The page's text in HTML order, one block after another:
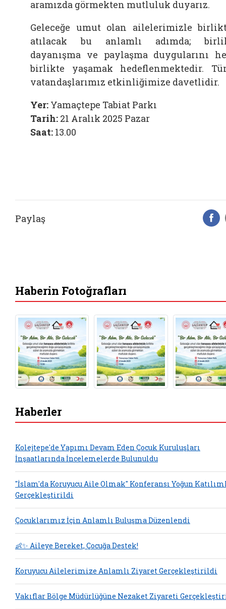
aramızda görmekten mutluluk duyarız.
Geleceğe umut olan ailelerimizle
atılacak bu anlamlı adımda;
dayanışma ve paylaşma duygularını
birlikte yaşamak hedeflenmektedir.
vatandaşlarımız etkinliğimize davetlidir.
Yer: Yamaçtepe Tabiat Parkı
Tarih: 21 Aralık 2025 Pazar
Saat: 13.00
Paylaş
Haberin Fotoğrafları
Haberler
Kolejtepe'de Yapımı Devam Eden Çocuk Kuruluşları
İnşaatlarında İncelemelerde Bulunuldu
"İslam'da Koruyucu Aile Olmak" Konferansı Yoğun
Gerçekleştirildi
Çocuklarımız İçin Anlamlı Buluşma Düzenlendi
👶✨ Aileye Bereket, Çocuğa Destek!
Koruyucu Ailelerimize Anlamlı Ziyaret Gerçekleştirildi
Vakıflar Bölge Müdürlüğüne Nezaket Ziyareti